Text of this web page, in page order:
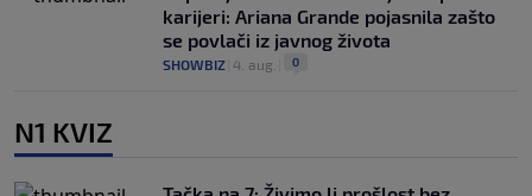
karijeri: Ariana Grande pojasnila zašto
se povlači iz javnog života
SHOWBIZ 4. aug. 0
N1 KVIZ